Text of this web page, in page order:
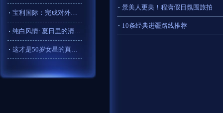
宝利国际：完成对外出售飞机资产交易
纯白风情: 夏日里的清新时尚
这才是50岁女星的真实容颜
景美人更美！程潇假日氛围旅拍 ​​​
10条经典进疆路线推荐